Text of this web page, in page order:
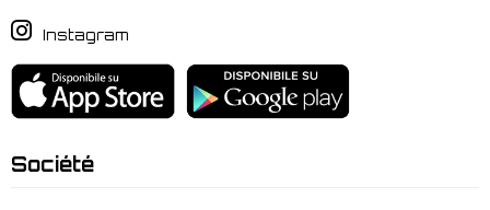
Instagram
Société